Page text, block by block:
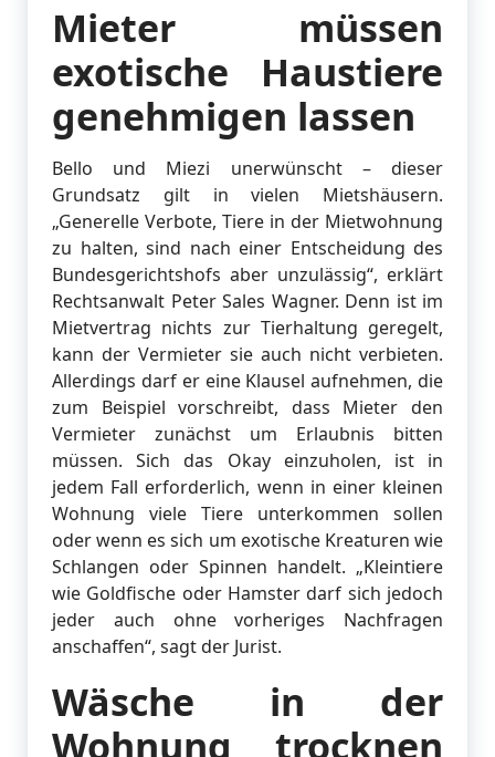
Mieter müssen
exotische Haustiere
genehmigen lassen
Bello und Miezi unerwünscht – dieser
Grundsatz gilt in vielen Mietshäusern.
„Generelle Verbote, Tiere in der Mietwohnung
zu halten, sind nach einer Entscheidung des
Bundesgerichtshofs aber unzulässig“, erklärt
Rechtsanwalt Peter Sales Wagner. Denn ist im
Mietvertrag nichts zur Tierhaltung geregelt,
kann der Vermieter sie auch nicht verbieten.
Allerdings darf er eine Klausel aufnehmen, die
zum Beispiel vorschreibt, dass Mieter den
Vermieter zunächst um Erlaubnis bitten
müssen. Sich das Okay einzuholen, ist in
jedem Fall erforderlich, wenn in einer kleinen
Wohnung viele Tiere unterkommen sollen
oder wenn es sich um exotische Kreaturen wie
Schlangen oder Spinnen handelt. „Kleintiere
wie Goldfische oder Hamster darf sich jedoch
jeder auch ohne vorheriges Nachfragen
anschaffen“, sagt der Jurist.
Wäsche in der
Wohnung trocknen